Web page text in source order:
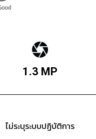
1.3 MP
ไม่ระบุระบบปฏิบัติการ